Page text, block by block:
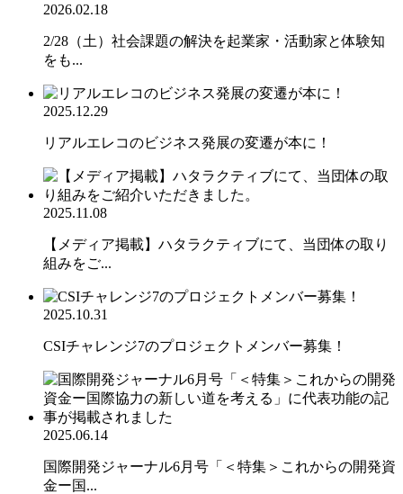
2026.02.18
2/28（土）社会課題の解決を起業家・活動家と体験知
をも...
2025.12.29
リアルエレコのビジネス発展の変遷が本に！
2025.11.08
【メディア掲載】ハタラクティブにて、当団体の取り
組みをご...
2025.10.31
CSIチャレンジ7のプロジェクトメンバー募集！
2025.06.14
国際開発ジャーナル6月号「＜特集＞これからの開発資
金ー国...